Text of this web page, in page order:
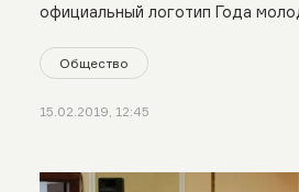
официальный логотип Года
Общество
15.02.2019, 12:45